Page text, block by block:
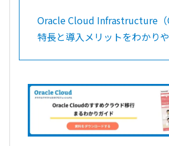
Oracle Cloud Infrastructure（
特長と導入メリットをわかり